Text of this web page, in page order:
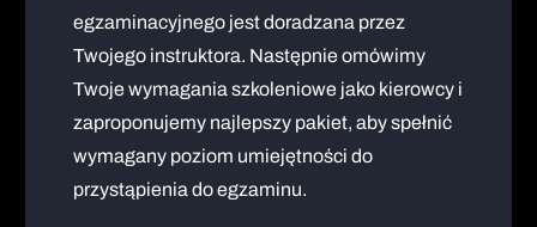
egzaminacyjnego jest doradzana przez
Twojego instruktora. Następnie omówimy
Twoje wymagania szkoleniowe jako kierowcy i
zaproponujemy najlepszy pakiet, aby spełnić
wymagany poziom umiejętności do
przystąpienia do egzaminu.